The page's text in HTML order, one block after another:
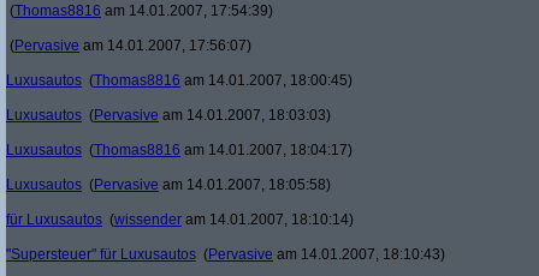
(Thomas8816 am 14.01.2007, 17:54:39)
(Pervasive am 14.01.2007, 17:56:07)
Luxusautos (Thomas8816 am 14.01.2007, 18:00:45)
Luxusautos (Pervasive am 14.01.2007, 18:03:03)
Luxusautos (Thomas8816 am 14.01.2007, 18:04:17)
Luxusautos (Pervasive am 14.01.2007, 18:05:58)
für Luxusautos (wissender am 14.01.2007, 18:10:14)
"Supersteuer" für Luxusautos (Pervasive am 14.01.2007, 18:10:43)